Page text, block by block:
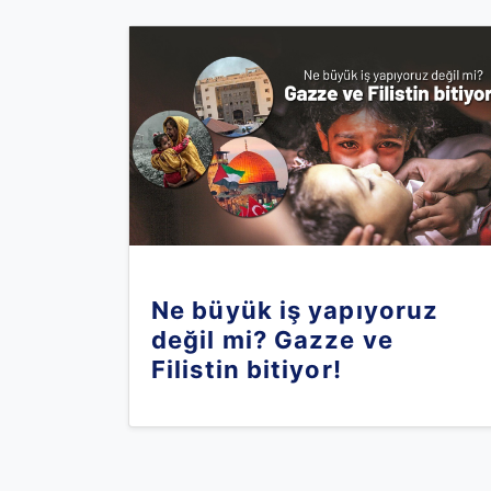
Ne büyük iş yapıyoruz
değil mi? Gazze ve
Filistin bitiyor!